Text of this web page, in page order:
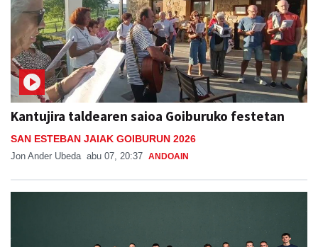
Kantujira taldearen saioa Goiburuko festetan
SAN ESTEBAN JAIAK GOIBURUN 2026
Jon Ander Ubeda abu 07, 20:37 ANDOAIN